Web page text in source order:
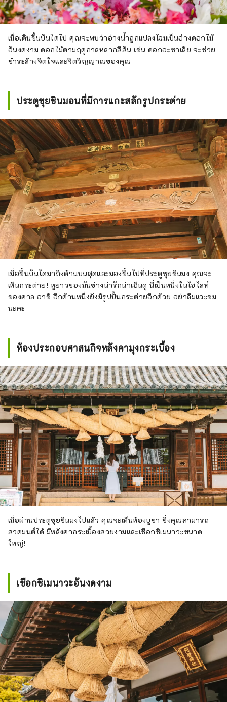
เมื่อเดินขึ้นบันไดไป คุณจะพบว่าอ่างน้ำถูกแปลงโฉมเป็นอ่างดอกไม้
อันงดงาม ดอกไม้ตามฤดูกาลหลากสีสัน เช่น ดอกอะซาเลีย จะช่วย
ชำระล้างจิตใจและจิตวิญญาณของคุณ
ประตูซุยชินมอนที่มีการแกะสลักรูปกระต่าย
เมื่อขึ้นบันไดมาถึงด้านบนสุดและมองขึ้นไปที่ประตูซุยชินมง คุณจะ
เห็นกระต่าย! หูยาวของมันช่างน่ารักน่าเอ็นดู นี่เป็นหนึ่งในไฮไลท์
ของศาล อาชิ อีกด้านหนึ่งยังมีรูปปั้นกระต่ายอีกด้วย อย่าลืมแวะชม
นะคะ
ห้องประกอบศาสนกิจหลังคามุงกระเบื้อง
เมื่อผ่านประตูซุยชินมงไปแล้ว คุณจะเห็นห้องบูชา ซึ่งคุณสามารถ
สวดมนต์ได้ มีหลังคากระเบื้องสวยงามและเชือกชิเมนาวะขนาด
ใหญ่!
เชือกชิเมนาวะอันงดงาม